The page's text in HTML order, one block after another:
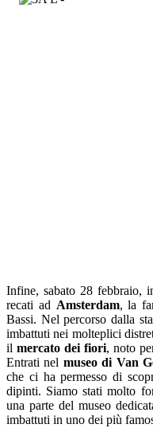
Infine, sabato 28 febbraio,
recati ad Amsterdam, la
Bassi. Nel percorso dalla
imbattuti nei molteplici
il mercato dei fiori, noto
Entrati nel museo di Van
che ci ha permesso di
dipinti. Siamo stati molto
una parte del museo
imbattuti in uno dei più